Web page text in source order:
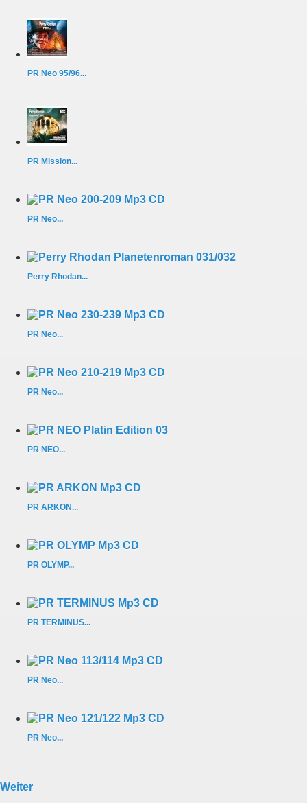
PR Neo 95/96...
PR Mission...
PR Neo...
Perry Rhodan...
PR Neo...
PR Neo...
PR NEO...
PR ARKON...
PR OLYMP...
PR TERMINUS...
PR Neo...
PR Neo...
Weiter